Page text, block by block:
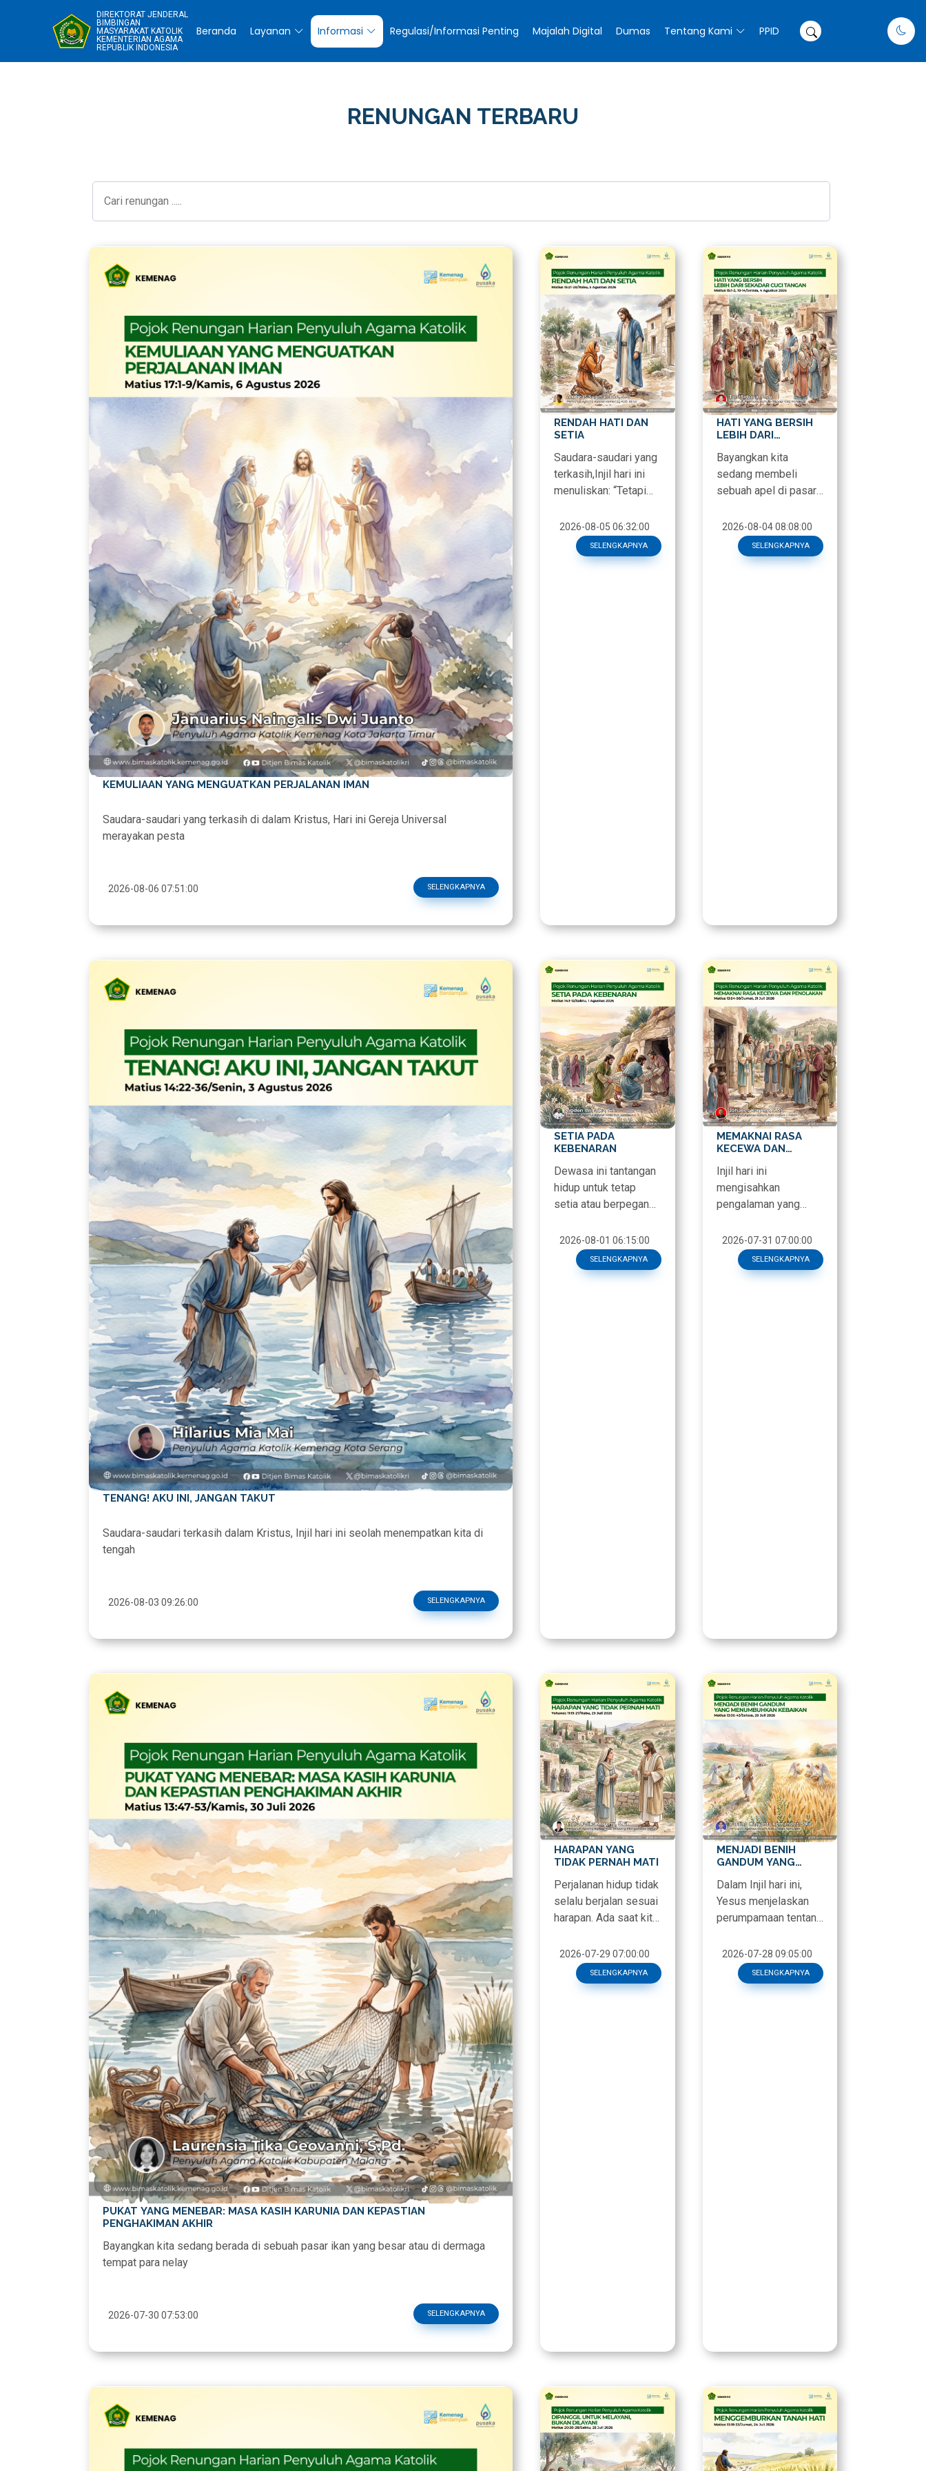
DIREKTORAT JENDERAL
BIMBINGAN
MASYARAKAT KATOLIK
KEMENTERIAN AGAMA
REPUBLIK INDONESIA
Beranda Layanan Informasi Regulasi/Informasi Penting Majalah Digital Dumas Tentang Kami PPID
RENUNGAN TERBARU
KEMULIAAN YANG MENGUATKAN PERJALANAN IMAN
Saudara-saudari yang terkasih di dalam Kristus, Hari ini Gereja Universal
merayakan pesta
2026-08-06 07:51:00 SELENGKAPNYA
RENDAH HATI DAN
SETIA
Saudara-saudari yang
terkasih,Injil hari ini
menuliskan: “Tetapi
mendekat da
2026-08-05 06:32:00
SELENGKAPNYA
HATI YANG BERSIH
LEBIH DARI
TANGAN
Bayangkan kita
sedang membeli
sebuah apel di pasar.
merona, kulitnya
mengkilap tanpa
cacat. Sebelum
2026-08-04 08:08:00
SELENGKAPNYA
TENANG! AKU INI, JANGAN TAKUT
Saudara-saudari terkasih dalam Kristus, Injil hari ini seolah menempatkan kita di
tengah
2026-08-03 09:26:00 SELENGKAPNYA
SETIA PADA
KEBENARAN
Dewasa ini tantangan
hidup untuk tetap
setia atau berpegang
semakin diuji.
Tantangan untuk setia
sering mu
2026-08-01 06:15:00
SELENGKAPNYA
MEMAKNAI RASA
KECEWA DAN
Injil hari ini
mengisahkan
pengalaman yang
Yesus, yang datang
membawa kabar
keselamatan, justru
2026-07-31 07:00:00
SELENGKAPNYA
PUKAT YANG MENEBAR: MASA KASIH KARUNIA DAN KEPASTIAN
PENGHAKIMAN AKHIR
Bayangkan kita sedang berada di sebuah pasar ikan yang besar atau di dermaga
tempat para nelay
2026-07-30 07:53:00 SELENGKAPNYA
HARAPAN YANG
TIDAK PERNAH MATI
Perjalanan hidup tidak
selalu berjalan sesuai
harapan. Ada saat kita
kehilangan, kegagalan,
atau situasi yang m
2026-07-29 07:00:00
SELENGKAPNYA
MENJADI BENIH
GANDUM YANG
KEBAIKAN
Dalam Injil hari ini,
Yesus menjelaskan
perumpamaan tentang
gandum. Suatu
perumpamaan yang
jika kita bac
2026-07-28 09:05:00
SELENGKAPNYA